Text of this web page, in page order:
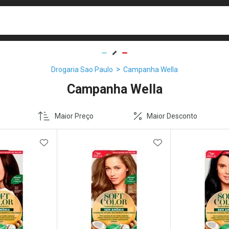
Drogaria Sao Paulo Campanha Wella
Campanha Wella
Maior Preço Maior Desconto
ADICIONAR AOS FAVORITOSADICIONAR AOS